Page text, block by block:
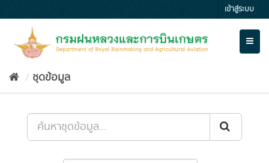
to
เข้าสู่ระบบ
ชุดข้อมูล